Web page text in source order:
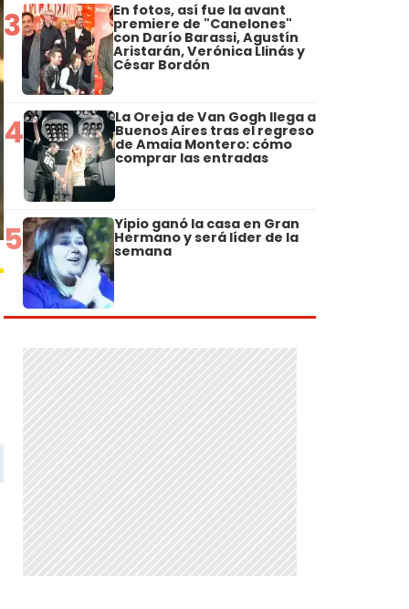
3 En fotos, así fue la avant
premiere de "Canelones"
con Darío Barassi, Agustín
Aristarán, Verónica Llinás y
César Bordón
4 La Oreja de Van Gogh llega a
Buenos Aires tras el regreso
de Amaia Montero: cómo
comprar las entradas
5 Yipio ganó la casa en Gran
Hermano y será líder de la
semana